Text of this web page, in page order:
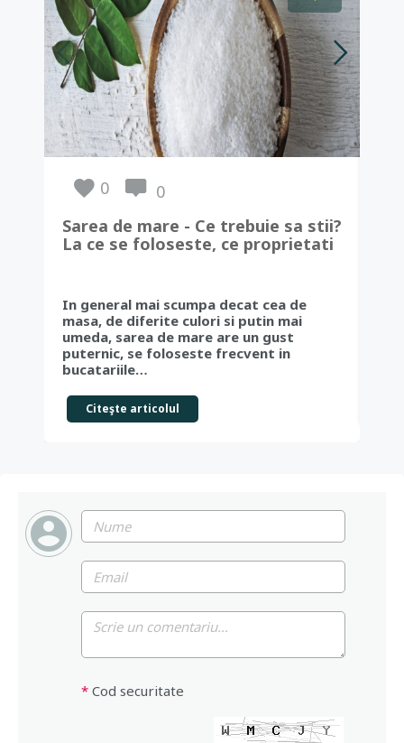
0
0
Sarea de mare - Ce trebuie sa stii?
La ce se foloseste, ce proprietati
In general mai scumpa decat cea de
masa, de diferite culori si putin mai
umeda, sarea de mare are un gust
puternic, se foloseste frecvent in
bucatariile…
Citeşte articolul
* Cod securitate